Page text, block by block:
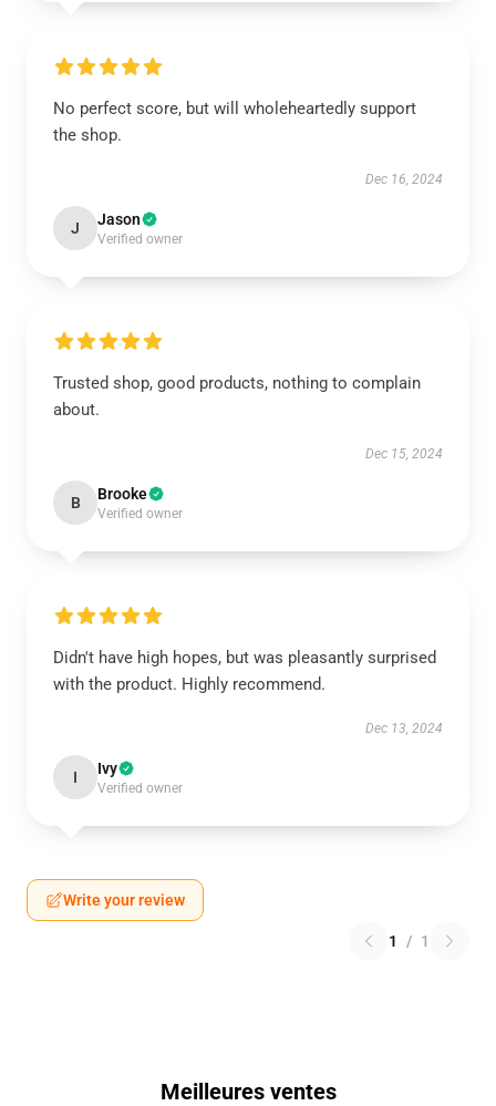
No perfect score, but will wholeheartedly support
the shop.
Dec 16, 2024
J Jason
Verified owner
Trusted shop, good products, nothing to complain
about.
Dec 15, 2024
B Brooke
Verified owner
Didn't have high hopes, but was pleasantly surprised
with the product. Highly recommend.
Dec 13, 2024
I Ivy
Verified owner
Write your review
1 / 1
Meilleures ventes